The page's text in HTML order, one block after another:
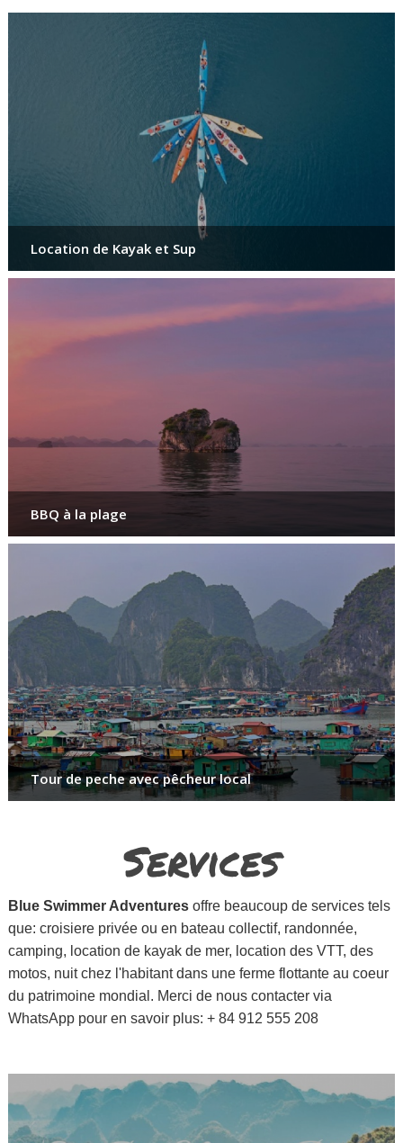
Location de Kayak et Sup
BBQ à la plage
Tour de peche avec pêcheur local
Services
Blue Swimmer Adventures offre beaucoup de services tels
que: croisiere privée ou en bateau collectif, randonnée,
camping, location de kayak de mer, location des VTT, des
motos, nuit chez l'habitant dans une ferme flottante au coeur
du patrimoine mondial. Merci de nous contacter via
WhatsApp pour en savoir plus: + 84 912 555 208